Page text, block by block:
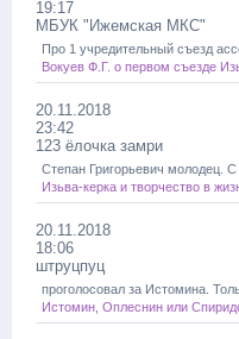
19:17
МБУК "Ижемская МКС"
Про 1 учредительный съезд
Вокуев Ф.Г. о первом съезде
20.11.2018
23:42
123 ёлочка замри
Степан Григорьевич молодец. С
Изьва-керка и творчество в
20.11.2018
18:06
штруцпуц
проголосовал за Истомина.
Истомин, Оплеснин или